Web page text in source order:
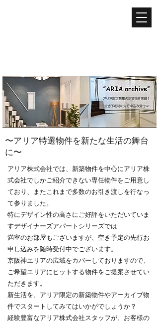
〜アリア特選物件を新たな生活の舞台
に〜
アリア株式会社では、新築物件を中心にアリア株
式会社でしかご紹介できない専任物件をご用意し
ており、またこれまで多数のお引き渡しを行なっ
て参りました。
特にデザイン性の高さにご好評をいただいていま
すデザイナーズアパートシリーズでは
満室のお部屋もございますが、空き予定の先行お
申し込みを随時受付中でございます。
京阪神エリアの広域をカバーしておりますので、
ご希望エリアにヒットする物件をご提案させてい
ただきます。
新生活を、アリア限定の新築物件やアーカイブ物
件でスタートしてみてはいかがでしょうか？
経験豊富なアリア株式会社スタッフが、お客様の